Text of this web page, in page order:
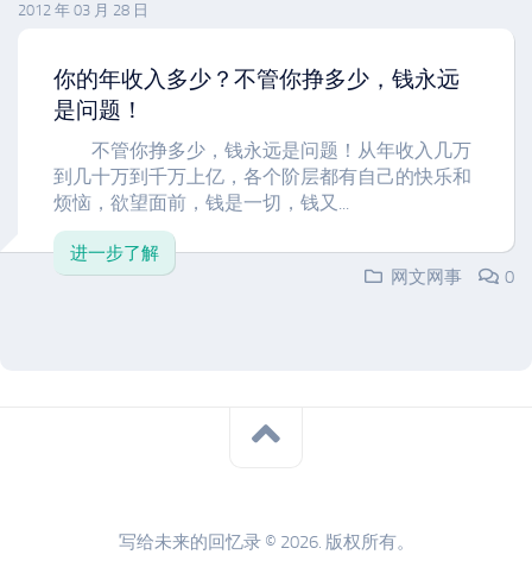
2012 年 03 月 28 日
你的年收入多少？不管你挣多少，钱永远
是问题！
不管你挣多少，钱永远是问题！从年收入几万
到几十万到千万上亿，各个阶层都有自己的快乐和
烦恼，欲望面前，钱是一切，钱又...
进一步了解
网文网事
0
写给未来的回忆录 © 2026. 版权所有。